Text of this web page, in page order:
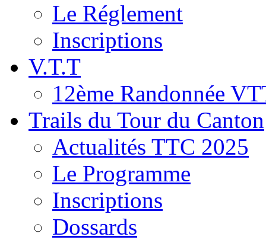
Le Réglement
Inscriptions
V.T.T
12ème Randonnée
Trails du Tour du Canton
Actualités TTC 2025
Le Programme
Inscriptions
Dossards